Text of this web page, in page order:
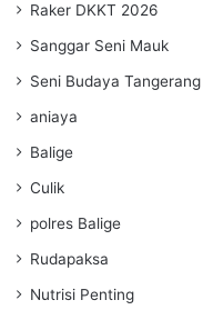
Raker DKKT 2026
Sanggar Seni Mauk
Seni Budaya Tangerang
aniaya
Balige
Culik
polres Balige
Rudapaksa
Nutrisi Penting